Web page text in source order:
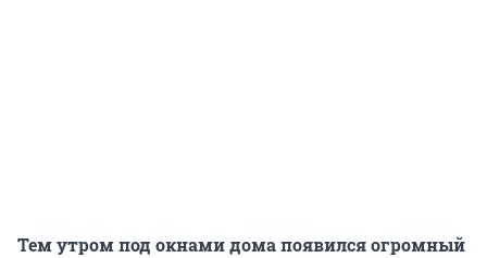
Тем утром под окнами дома появился огромный